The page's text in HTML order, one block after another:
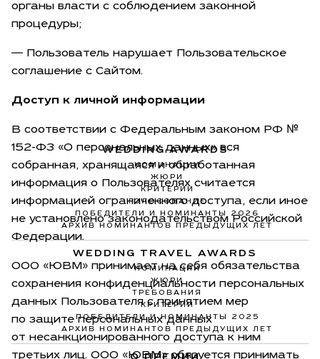
органы власти с соблюдением законной
процедуры;
— Пользователь нарушает Пользовательское
соглашение с Сайтом.
Доступ к личной информации
В соответствии с Федеральным законом РФ №
152-ФЗ «О персональных данных» вся
собранная, хранящаяся и обработанная
информация о Пользователях считается
информацией ограниченного доступа, если иное
не установлено законодательством Российской
Федерации.
ООО «ЮВМ» принимает на себя обязательства
сохранения конфиденциальности персональных
данных Пользователя с принятием мер
по защите персональных данных
от несанкционированного доступа к ним
третьих лиц. ООО «ЮВМ» обязуется принимать
WEDDING AWARDS
НОМИНАЦИИ
ЖЮРИ
КРИТЕРИИ
ГОЛОСОВАНИЕ
ПОБЕДИТЕЛИ И НОМИНАНТЫ 2026
АРХИВ НОМИНАНТОВ ПРЕДЫДУЩИХ ЛЕТ
WEDDING TRAVEL AWARDS
НОМИНАЦИИ
ЖЮРИ
ТРЕБОВАНИЯ
КРИТЕРИИ
ПОБЕДИТЕЛИ И НОМИНАНТЫ 2025
АРХИВ НОМИНАНТОВ ПРЕДЫДУЩИХ ЛЕТ